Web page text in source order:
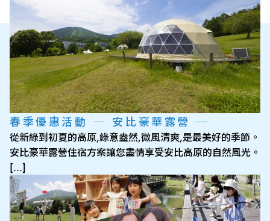
春季優惠活動 ─ 安比豪華露營 ─
從新綠到初夏的高原,綠意盎然,微風清爽,是最美好的季節。
安比豪華露營住宿方案讓您盡情享受安比高原的自然風光。
[…]